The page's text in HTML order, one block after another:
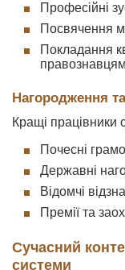
Професійні
Посвячення
Покладання
правознавцям
Нагородження
Кращі працівники
Почесні
Державні
Відомчі
Премії та
Сучасний
системи